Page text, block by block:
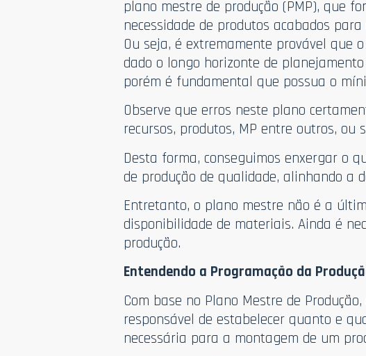
plano mestre de produção (PMP), que
necessidade de produtos acabados
Ou seja, é extremamente provável que
dado o longo horizonte de
porém é fundamental que possua o
Observe que erros neste plano
recursos, produtos, MP entre outros, ou
Desta forma, conseguimos enxergar o
de produção de qualidade, alinhando a
Entretanto, o plano mestre não é a
disponibilidade de materiais. Ainda é
produção.
Entendendo a Programação da
Com base no Plano Mestre de
responsável de estabelecer quanto e
necessária para a montagem de um